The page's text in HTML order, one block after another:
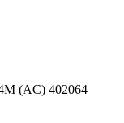
(AC) 402064